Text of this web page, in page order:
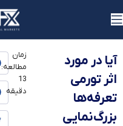
یوتوفارکس
آیا در مورد
اثر تورمی
تعرفه‌ها
بزرگ‌نمایی
زمان
مطالعه:
13
دقیقه